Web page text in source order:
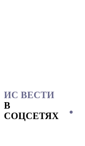
ИС ВЕСТИ
В
СОЦСЕТЯХ